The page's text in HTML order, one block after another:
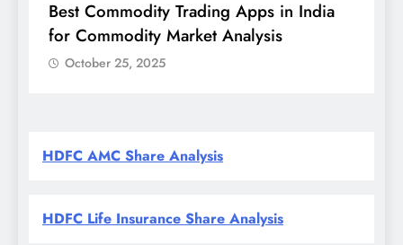
Best Commodity Trading Apps in India
for Commodity Market Analysis
October 25, 2025
HDFC AMC Share Analysis
HDFC Life Insurance Share Analysis